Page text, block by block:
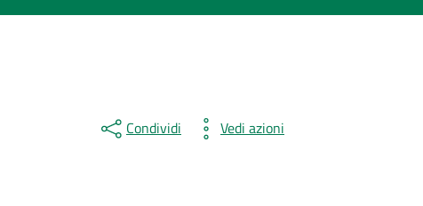
Condividi Vedi azioni